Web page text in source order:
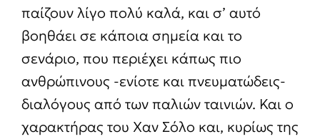
παίζουν λίγο πολύ καλά, και σ’ αυτό
βοηθάει σε κάποια σημεία και το
σενάριο, που περιέχει κάπως πιο
ανθρώπινους -ενίοτε και πνευματώδεις-
διαλόγους από των παλιών ταινιών. Και ο
χαρακτήρας του Χαν Σόλο και, κυρίως της